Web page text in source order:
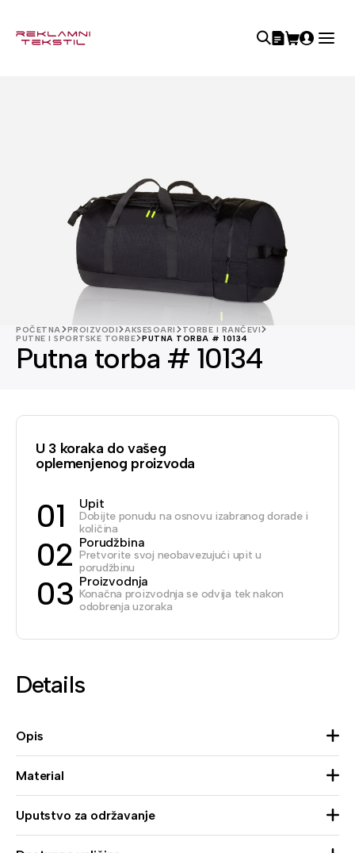
POČETNA PROIZVODI AKSESOARI
TORBE I RANČEVI
PUTNE I SPORTSKE TORBE
PUTNA TORBA # 10134
Putna torba # 10134
U 3 koraka do vašeg
oplemenjenog proizvoda
01 Upit
Dobijte ponudu na osnovu izabranog dorade i
količina
02 Porudžbina
Pretvorite svoj neobavezujući upit u
porudžbinu
03 Proizvodnja
Konačna proizvodnja se odvija tek nakon
odobrenja uzoraka
Details
Opis
Material
Uputstvo za održavanje